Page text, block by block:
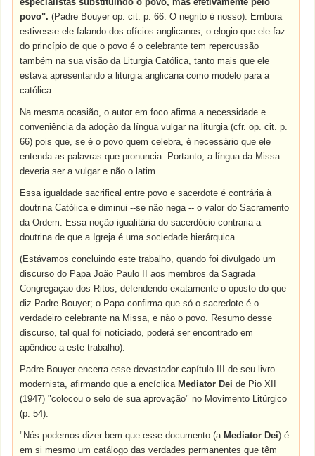
povo".(Padre Bouyer op. cit. p. 66. O negrito é nosso). Embora
estivesse ele falando dos ofícios anglicanos, o elogio que ele faz
do princípio de que o povo é o celebrante tem repercussão
também na sua visão da Liturgia Católica, tanto mais que ele
estava apresentando a liturgia anglicana como modelo para a
católica.
Na mesma ocasião, o autor em foco afirma a necessidade e
conveniência da adoção da língua vulgar na liturgia (cfr. op. cit. p.
66) pois que, se é o povo quem celebra, é necessário que ele
entenda as palavras que pronuncia. Portanto, a língua da Missa
deveria ser a vulgar e não o latim.
Essa igualdade sacrifical entre povo e sacerdote é contrária à
doutrina Católica e diminui --se não nega -- o valor do Sacramento
da Ordem. Essa noção igualitária do sacerdócio contraria a
doutrina de que a Igreja é uma sociedade hierárquica.
(Estávamos concluindo este trabalho, quando foi divulgado um
discurso do Papa João Paulo II aos membros da Sagrada
Congregaçao dos Ritos, defendendo exatamente o oposto do que
diz Padre Bouyer; o Papa confirma que só o sacredote é o
verdadeiro celebrante na Missa, e não o povo. Resumo desse
discurso, tal qual foi noticiado, poderá ser encontrado em
apêndice a este trabalho).
Padre Bouyer encerra esse devastador capítulo III de seu livro
modernista, afirmando que a encíclica Mediator Dei de Pio XII
(1947) "colocou o selo de sua aprovação" no Movimento Litúrgico
(p. 54):
"Nós podemos dizer bem que esse documento (a Mediator Dei) é
em si mesmo um catálogo das verdades permanentes que têm